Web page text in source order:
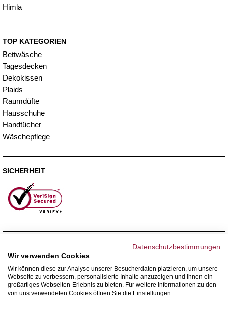
Himla
TOP KATEGORIEN
Bettwäsche
Tagesdecken
Dekokissen
Plaids
Raumdüfte
Hausschuhe
Handtücher
Wäschepflege
SICHERHEIT
WIR VERSENDEN MIT
Datenschutzbestimmungen
Wir verwenden Cookies
Wir können diese zur Analyse unserer Besucherdaten platzieren, um unsere
Webseite zu verbessern, personalisierte Inhalte anzuzeigen und Ihnen ein
großartiges Webseiten-Erlebnis zu bieten. Für weitere Informationen zu den
von uns verwendeten Cookies öffnen Sie die Einstellungen.